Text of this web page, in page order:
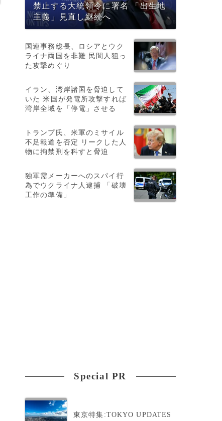
禁止する大統領令に署名 「出生地
主義」見直し継続へ
国連事務総長、ロシアとウク
ライナ両国を非難 民間人狙っ
た攻撃めぐり
イラン、湾岸諸国を脅迫して
いた 米国が発電所攻撃すれば
湾岸全域を「停電」させる
トランプ氏、米軍のミサイル
不足報道を否定 リークした人
物に拘禁刑を科すと脅迫
独軍需メーカーへのスパイ行
為でウクライナ人逮捕 「破壊
工作の準備」
Special PR
東京特集:TOKYO UPDATES